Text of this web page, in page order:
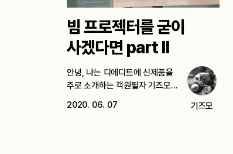
빔 프로젝터를 굳이
사겠다면 part II
안녕, 나는 디에디트에 신제품을
주로 소개하는 객원필자 기즈모다.
2020. 06. 07 기즈모